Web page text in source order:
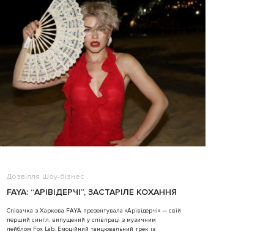
Дозвілля Шоу-бізнес
FAYA: “АРІВІДЕРЧІ”, ЗАСТАРІЛЕ КОХАННЯ
Співачка з Харкова FAYA презентувала «Арівідерчі» — свій
перший сингл, випущений у співпраці з музичним
лейблом Fox Lab. Емоційний танцювальний трек із